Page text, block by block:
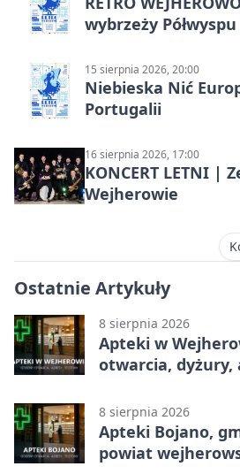
wybrzeży
15 sierpnia 2026, 20:00
Niebieska Nić
Portugalii
16 sierpnia 2026, 17:00
KONCERT LETNI |
Wejherowie
Ostatnie Artykuły
8 sierpnia 2026
Apteki w
otwarcia, dyżury,
8 sierpnia 2026
Apteki Bojano,
powiat